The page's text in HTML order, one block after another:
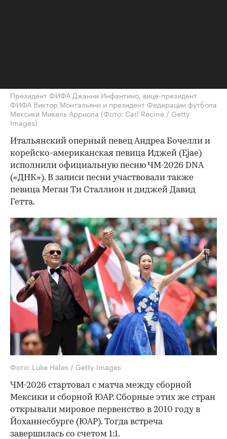
Президент ФИФА Джанни Инфантино, вице-президент
ФИФА Виктор Монтальяни и президент Федерации футбола
Мексики Микель Арриола (Фото: Carl Recine / Getty
Images)
Итальянский оперный певец Андреа Бочелли и
корейско-американская певица Иджей (Ejae)
исполнили официальную песню ЧМ-2026 DNA
(«ДНК»). В записи песни участвовали также
певица Меган Ти Сталлион и диджей Давид
Гетта.
Фото: Luke Hales / Getty Images
ЧМ-2026 стартовал с матча между сборной
Мексики и сборной ЮАР. Сборные этих же стран
открывали мировое первенство в 2010 году в
Йоханнесбурге (ЮАР). Тогда встреча
завершилась со счетом 1:1.